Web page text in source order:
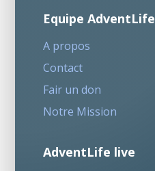
Equipe AdventLife
A propos
Contact
Fair un don
Notre Mission
AdventLife live